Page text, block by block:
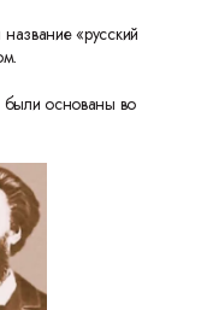
«русский
были основаны во